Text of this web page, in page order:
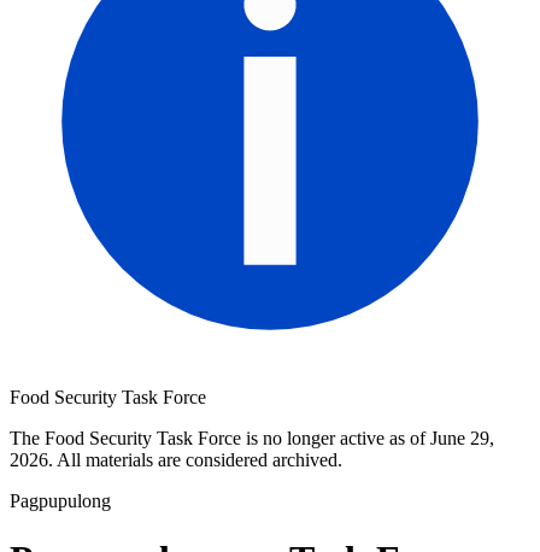
Food Security Task Force
The Food Security Task Force is no longer active as of June 29,
2026. All materials are considered archived.
Pagpupulong